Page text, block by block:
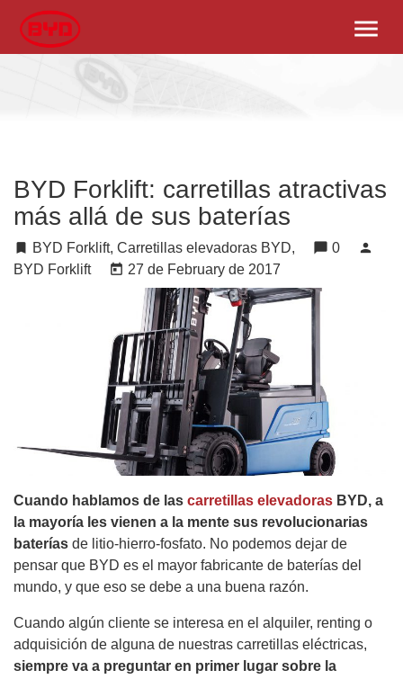
menu
BYD Forklift: carretillas atractivas
más allá de sus baterías
turned_in BYD Forklift, Carretillas elevadoras BYD, chat_bubble 0
person
BYD Forklift
today 27 de February de 2017
Cuando hablamos de las carretillas elevadoras BYD, a
la mayoría les vienen a la mente sus revolucionarias
baterías de litio-hierro-fosfato. No podemos dejar de
pensar que BYD es el mayor fabricante de baterías del
mundo, y que eso se debe a una buena razón.
Cuando algún cliente se interesa en el alquiler, renting o
adquisición de alguna de nuestras carretillas eléctricas,
siempre va a preguntar en primer lugar sobre la